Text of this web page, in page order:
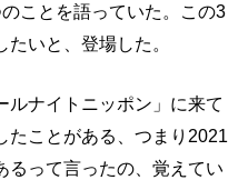
ことを語っていた。この3
いと、登場した。
ルナイトニッポン」に来て
たことがある、つまり2021
るって言ったの、覚えてい